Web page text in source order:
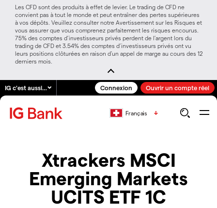
Les CFD sont des produits à effet de levier. Le trading de CFD ne
convient pas à tout le monde et peut entraîner des pertes supérieures
à vos dépôts. Veuillez consulter notre Avertissement sur les Risques et
vous assurer que vous comprenez parfaitement les risques encourus.
75% des comptes d’investisseurs privés perdent de l’argent lors du
trading de CFD et 3.54% des comptes d’investisseurs privés ont vu
leurs positions clôturées en raison d’un appel de marge au cours des 12
derniers mois.
IG c'est aussi… Connexion Ouvrir un compte réel
Français
Xtrackers MSCI
Emerging Markets
UCITS ETF 1C